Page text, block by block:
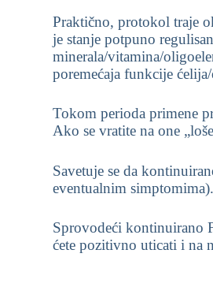
Praktično, protokol traje
je stanje potpuno
minerala/vitamina/
poremećaja funkcije
Tokom perioda primene
Ako se vratite na one
Savetuje se da
eventualnim simptomima).
Sprovodeći kontinuirano
ćete pozitivno uticati i na